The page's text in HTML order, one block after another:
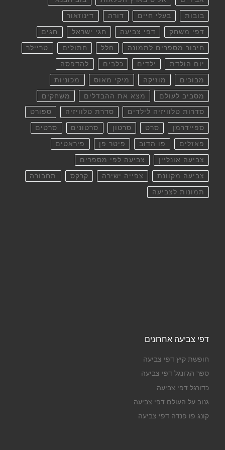
בובות בעלי חיים דורה דינוזאור
דפי משחק דפי צביעה חגי ישראל חגים
חיבור מספרים לתמונה חלל חתולים טריילר
יום הולדת ילדים כלבים להדפסה
מבוכים מוזיקה מיקי מאוס מכוניות
מסביב לעולם מצא את ההבדלים משחקים
סדרות טלוויזיה לילדים סדרת טלוויזיה ספורט
ספיידרמן סרט סרטון סרטונים סרטים
פאזלים פו הדוב פיטר פן פיראטים
צביעה אונליין צביעה לפי מספרים
צביעה מקוונת צפייה ישירה קרקס תחבורה
תמונות לצביעה
דפי צביעה אחרונים
חופשת קיץ דפי צביעה
ספר הג'ונגל דפי צביעה
כדורגל דפי צביעה
גנוב על העולם דפי צביעה
קונג פו פנדה דפי צביעה